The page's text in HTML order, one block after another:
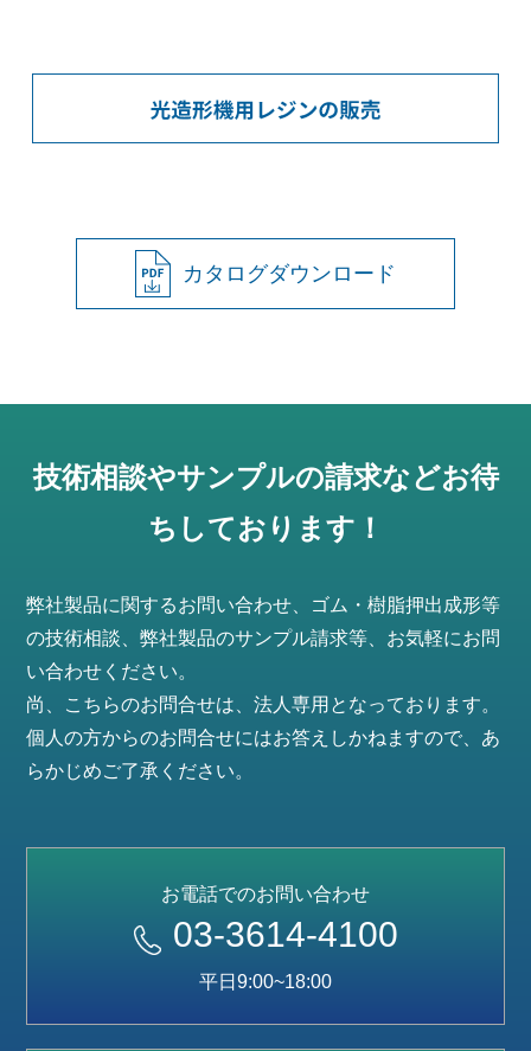
カタログダウンロード
技術相談やサンプルの請求などお待
ちしております！
弊社製品に関するお問い合わせ、ゴム・樹脂押出成形等
の技術相談、弊社製品のサンプル請求等、お気軽にお問
い合わせください。
尚、こちらのお問合せは、法人専用となっております。
個人の方からのお問合せにはお答えしかねますので、あ
らかじめご了承ください。
お電話でのお問い合わせ
03-3614-4100
平日9:00~18:00